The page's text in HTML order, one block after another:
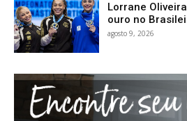
Lorrane
ouro no
agosto 9, 2026